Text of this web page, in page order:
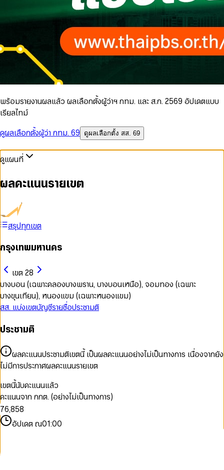
พร้อมรายงานผลแล้ว ผลเลือกตั้งผู้ว่าฯ กทม. และ ส.ก. 2569 อัปเดตแบบ
เรียลไทม์
ดูผลเลือกตั้งผู้ว่า กทม. 69
ดูผลเลือกตั้ง สส. 69
ดูแผนที่
ผลคะแนนรายเขต
สรุปทุกเขต
กรุงเทพมหานคร
เขต 28
บางบอน (เฉพาะคลองบางพราน, บางบอนเหนือ), จอมทอง (เฉพาะ
บางขุนเทียน), หนองแขม (เฉพาะหนองแขม)
สส. แบ่งเขตบัญชีรายชื่อประชามติ
ประชามติ
ผลคะแนนประชามติเขตนี้ เป็นผลคะแนนอย่างไม่เป็นทางการ เนื่องจากยัง
ไม่มีการประกาศผลคะแนนรายเขต
เขตนี้นับคะแนนแล้ว
คะแนนจาก กกต. (อย่างไม่เป็นทางการ)
0
1
2
3
4
5
6
7
8
9
0
1
2
3
4
5
6
7
8
,
0
2
3
4
5
6
7
8
9
0
1
2
3
4
5
6
7
0
2
3
4
5
6
7
8
9
อัปเดต ณ01:00